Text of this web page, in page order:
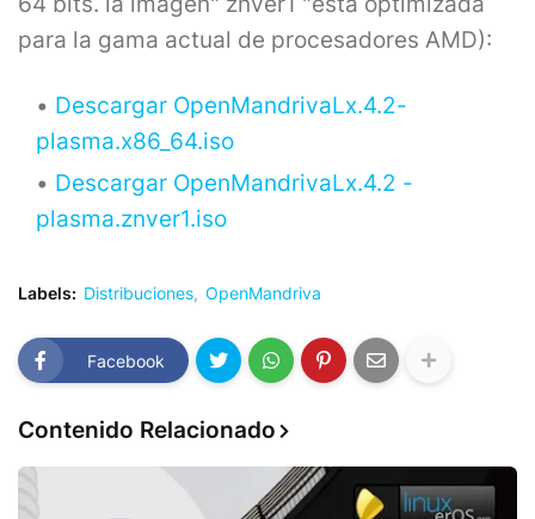
para la gama actual de procesadores AMD):
Descargar OpenMandrivaLx.4.2-
plasma.x86_64.iso
Descargar OpenMandrivaLx.4.2 -
plasma.znver1.iso
Labels: Distribuciones OpenMandriva
Facebook
Contenido Relacionado